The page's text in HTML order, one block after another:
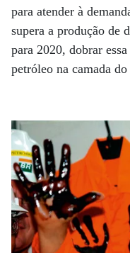
para atender à
supera a produção de
para 2020, dobrar
petróleo na camada